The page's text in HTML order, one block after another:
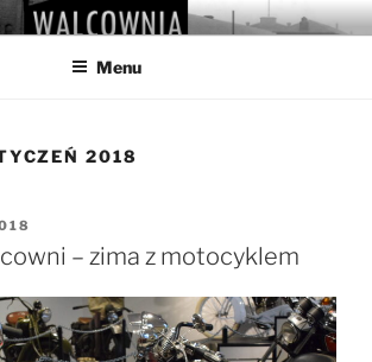
Cynku
Menu
2018
– zima z motocyklem